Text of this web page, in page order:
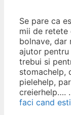
Se pare ca
mii de retete
bolnave, dar
ajutor pentru
trebui si
stomachelp,
pielehelp,
creierhelp….
faci cand